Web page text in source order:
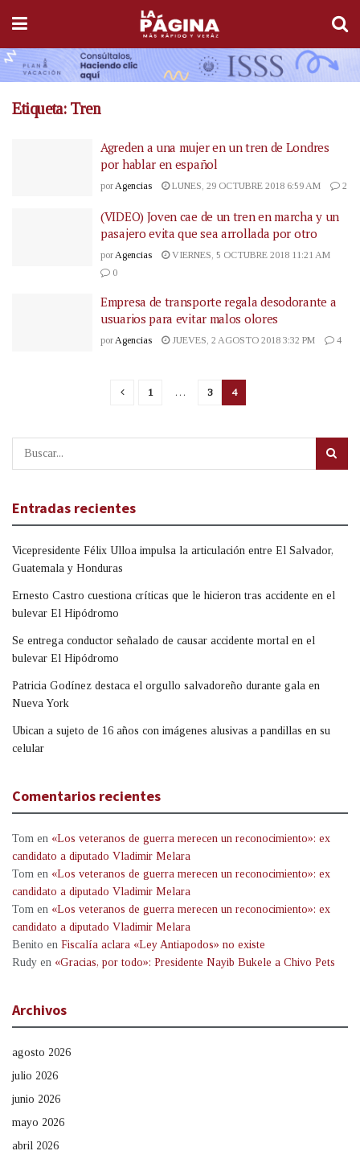
Etiqueta: Tren
Agreden a una mujer en un tren de Londres
por hablar en español
por Agencias LUNES, 29 OCTUBRE 2018 6:59 AM 2
(VIDEO) Joven cae de un tren en marcha y un
pasajero evita que sea arrollada por otro
porAgencias
VIERNES, 5 OCTUBRE 2018 11:21 AM
0
Empresa de transporte regala desodorante a
usuarios para evitar malos olores
porAgencias JUEVES, 2 AGOSTO 2018 3:32 PM 4
1 … 3 4
Entradas recientes
Vicepresidente Félix Ulloa impulsa la articulación entre El Salvador,
Guatemala y Honduras
Ernesto Castro cuestiona críticas que le hicieron tras accidente en el
bulevar El Hipódromo
Se entrega conductor señalado de causar accidente mortal en el
bulevar El Hipódromo
Patricia Godínez destaca el orgullo salvadoreño durante gala en
Nueva York
Ubican a sujeto de 16 años con imágenes alusivas a pandillas en su
celular
Comentarios recientes
Tom en «Los veteranos de guerra merecen un reconocimiento»: ex
candidato a diputado Vladimir Melara
Tom en «Los veteranos de guerra merecen un reconocimiento»: ex
candidato a diputado Vladimir Melara
Tom en «Los veteranos de guerra merecen un reconocimiento»: ex
candidato a diputado Vladimir Melara
Benito en Fiscalía aclara «Ley Antiapodos» no existe
Rudy en «Gracias, por todo»: Presidente Nayib Bukele a Chivo Pets
Archivos
agosto 2026
julio 2026
junio 2026
mayo 2026
abril 2026